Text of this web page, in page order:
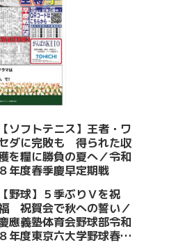
【ソフトテニス】王者・ワ
ダに完敗も 得られた収
を糧に勝負の夏へ／令和
８年度春季慶早定期戦
【野球】５季ぶりＶを祝
祝賀会で秋への誓い／
應義塾体育会野球部令和
８年度東京六大学野球春季